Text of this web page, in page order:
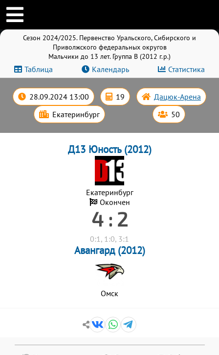
Сезон 2024/2025. Первенство Уральского, Сибирского и
Приволжского федеральных округов
Мальчики до 13 лет. Группа B (2012 г.р.)
Таблица Календарь Статистика
28.09.2024 13:00 19 Дацюк-Арена
Екатеринбург 50
Д13 Юность (2012)
Екатеринбург
Окончен
4 : 2
0:1, 1:0, 3:1
Авангард (2012)
Омск